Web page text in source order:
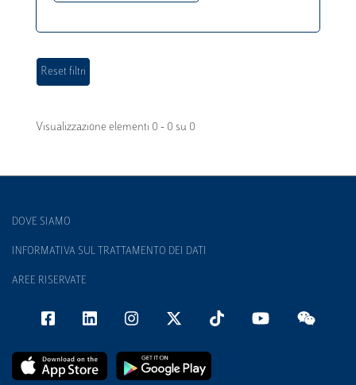
Visualizzazione elementi 0 - 0 su 0
DOVE SIAMO
INFORMATIVA SUL TRATTAMENTO DEI DATI
AREE RISERVATE